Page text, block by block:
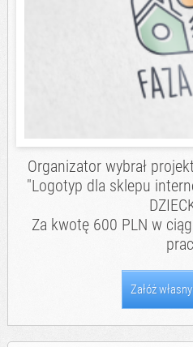
Organizator wybrał
"Logotyp dla sklepu
Za kwotę 600 PLN w
Załóż